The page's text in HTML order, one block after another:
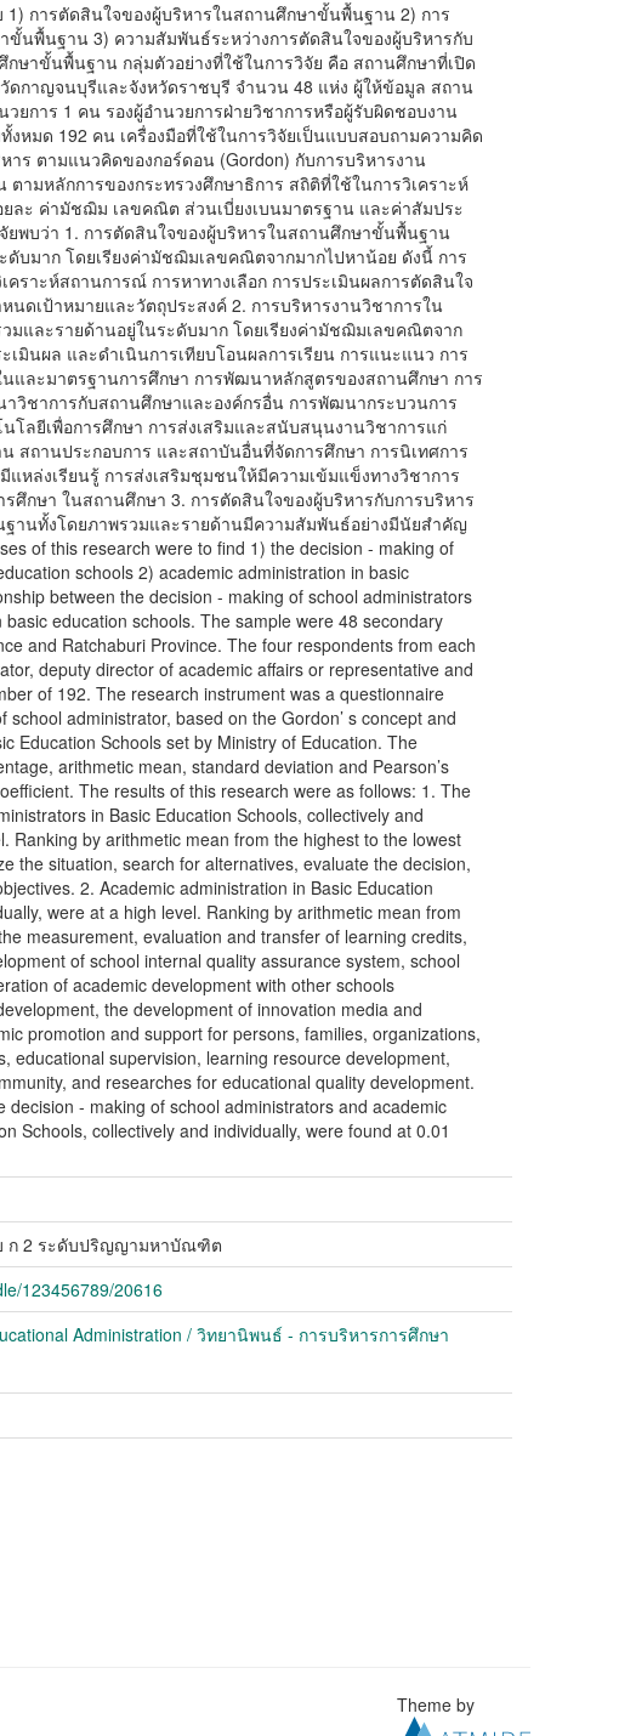
1) การตัดสินใจของผู้บริหารในสถานศึกษาขั้นพื้นฐาน 2) การ
ขั้นพื้นฐาน 3) ความสัมพันธ์ระหว่างการตัดสินใจของผู้บริหารกับ
ษาขั้นพื้นฐาน กลุ่มตัวอย่างที่ใช้ในการวิจัย คือ สถานศึกษาที่เปิด
กาญจนบุรีและจังหวัดราชบุรี จำนวน 48 แห่ง ผู้ให้ข้อมูล สถาน
ยการ 1 คน รองผู้อำนวยการฝ่ายวิชาการหรือผู้รับผิดชอบงาน
หมด 192 คน เครื่องมือที่ใช้ในการวิจัยเป็นแบบสอบถามความคิด
าร ตามแนวคิดของกอร์ดอน (Gordon) กับการบริหารงาน
ามหลักการของกระทรวงศึกษาธิการ สถิติที่ใช้ในการวิเคราะห์
ละ ค่ามัชฌิม เลขคณิต ส่วนเบี่ยงเบนมาตรฐาน และค่าสัมประ
พบว่า 1. การตัดสินใจของผู้บริหารในสถานศึกษาขั้นพื้นฐาน
ดับมาก โดยเรียงค่ามัชฌิมเลขคณิตจากมากไปหาน้อย ดังนี้ การ
คราะห์สถานการณ์ การหาทางเลือก การประเมินผลการตัดสินใจ
นดเป้าหมายและวัตถุประสงค์ 2. การบริหารงานวิชาการใน
และรายด้านอยู่ในระดับมาก โดยเรียงค่ามัชฌิมเลขคณิตจาก
เมินผล และดำเนินการเทียบโอนผลการเรียน การแนะแนว การ
ละมาตรฐานการศึกษา การพัฒนาหลักสูตรของสถานศึกษา การ
วิชาการกับสถานศึกษาและองค์กรอื่น การพัฒนากระบวนการ
โลยีเพื่อการศึกษา การส่งเสริมและสนับสนุนงานวิชาการแก่
สถานประกอบการ และสถาบันอื่นที่จัดการศึกษา การนิเทศการ
หล่งเรียนรู้ การส่งเสริมชุมชนให้มีความเข้มแข็งทางวิชาการ
ศึกษา ในสถานศึกษา 3. การตัดสินใจของผู้บริหารกับการบริหาร
านทั้งโดยภาพรวมและรายด้านมีความสัมพันธ์อย่างมีนัยสำคัญ
of this research were to find 1) the decision - making of
schools 2) academic administration in basic
between the decision - making of school administrators
education schools. The sample were 48 secondary
and Ratchaburi Province. The four respondents from each
deputy director of academic affairs or representative and
of 192. The research instrument was a questionnaire
administrator, based on the Gordon’ s concept and
Education Schools set by Ministry of Education. The
arithmetic mean, standard deviation and Pearson’s
The results of this research were as follows: 1. The
in Basic Education Schools, collectively and
Ranking by arithmetic mean from the highest to the lowest
the situation, search for alternatives, evaluate the decision,
2. Academic administration in Basic Education
were at a high level. Ranking by arithmetic mean from
measurement, evaluation and transfer of learning credits,
of school internal quality assurance system, school
of academic development with other schools
the development of innovation media and
promotion and support for persons, families, organizations,
educational supervision, learning resource development,
and researches for educational quality development.
decision - making of school administrators and academic
Schools, collectively and individually, were found at 0.01
ก 2 ระดับปริญญามหาบัณฑิต
123456789/20616
Administration / วิทยานิพนธ์ - การบริหารการศึกษา
Theme by